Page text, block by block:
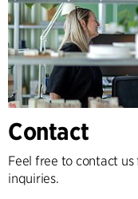
Contact
Feel free to contact
inquiries.